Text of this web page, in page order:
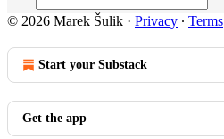
© 2026 Marek Šulik · Privacy ∙ Terms
Start your Substack
Get the app